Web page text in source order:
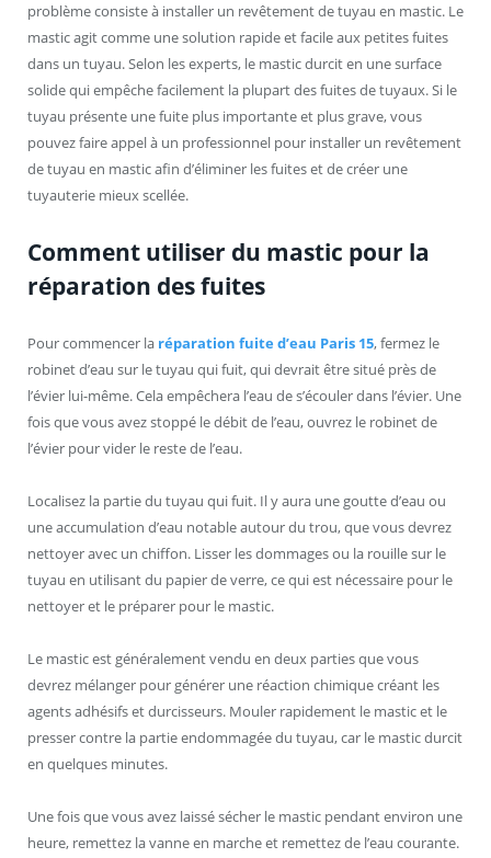
problème consiste à installer un revêtement de tuyau en mastic. Le
mastic agit comme une solution rapide et facile aux petites fuites
dans un tuyau. Selon les experts, le mastic durcit en une surface
solide qui empêche facilement la plupart des fuites de tuyaux. Si le
tuyau présente une fuite plus importante et plus grave, vous
pouvez faire appel à un professionnel pour installer un revêtement
de tuyau en mastic afin d’éliminer les fuites et de créer une
tuyauterie mieux scellée.
Comment utiliser du mastic pour la
réparation des fuites
Pour commencer la réparation fuite d’eau Paris 15, fermez le
robinet d’eau sur le tuyau qui fuit, qui devrait être situé près de
l’évier lui-même. Cela empêchera l’eau de s’écouler dans l’évier. Une
fois que vous avez stoppé le débit de l’eau, ouvrez le robinet de
l’évier pour vider le reste de l’eau.
Localisez la partie du tuyau qui fuit. Il y aura une goutte d’eau ou
une accumulation d’eau notable autour du trou, que vous devrez
nettoyer avec un chiffon. Lisser les dommages ou la rouille sur le
tuyau en utilisant du papier de verre, ce qui est nécessaire pour le
nettoyer et le préparer pour le mastic.
Le mastic est généralement vendu en deux parties que vous
devrez mélanger pour générer une réaction chimique créant les
agents adhésifs et durcisseurs. Mouler rapidement le mastic et le
presser contre la partie endommagée du tuyau, car le mastic durcit
en quelques minutes.
Une fois que vous avez laissé sécher le mastic pendant environ une
heure, remettez la vanne en marche et remettez de l’eau courante.